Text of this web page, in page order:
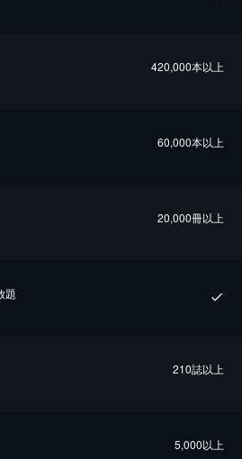
420,000本以上
60,000本以上
20,000冊以上
題
210誌以上
5,000以上